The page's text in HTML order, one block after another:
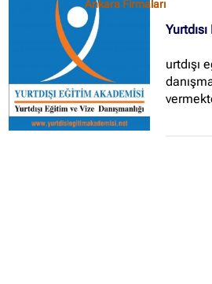
Ankara Firmaları
Yurtdısı
urtdışı